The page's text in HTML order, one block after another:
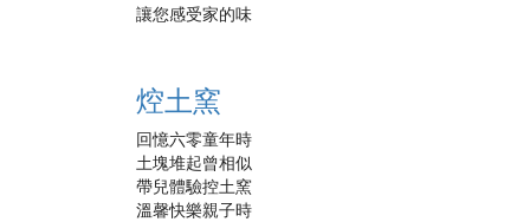
讓您感受家的味
焢土窯
回憶六零童年時
土塊堆起曾相似
帶兒體驗控土窯
溫馨快樂親子時